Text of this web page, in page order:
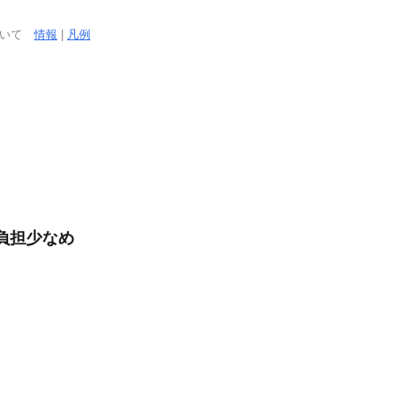
いて情報 凡例
担少なめ